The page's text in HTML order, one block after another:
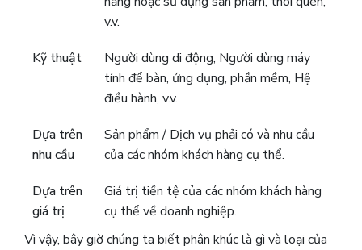
v.v.
Kỹ thuật
Người dùng di động, Người dùng máy
tính để bàn, ứng dụng, phần mềm, Hệ
điều hành, v.v.
Dựa trên
nhu cầu
Sản phẩm / Dịch vụ phải có và nhu cầu
của các nhóm khách hàng cụ thể.
Dựa trên
giá trị
Giá trị tiền tệ của các nhóm khách hàng
cụ thể về doanh nghiệp.
Vì vậy, bây giờ chúng ta biết phân khúc là gì và loại của